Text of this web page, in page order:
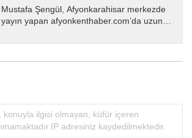
Mustafa Şengül, Afyonkarahisar merkezde
yayın yapan afyonkenthaber.com’da uzun
almakta, haber akışı...